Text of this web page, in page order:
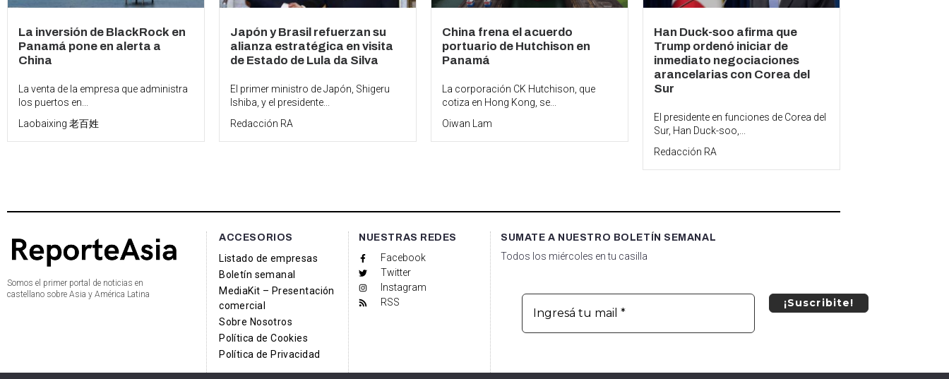
La inversión de BlackRock en
Panamá pone en alerta a
China
La venta de la empresa que administra
los puertos en...
Laobaixing 老百姓
Japón y Brasil refuerzan su
alianza estratégica en visita
de Estado de Lula da Silva
El primer ministro de Japón, Shigeru
Ishiba, y el presidente...
Redacción RA
China frena el acuerdo
portuario de Hutchison en
Panamá
La corporación CK Hutchison, que
cotiza en Hong Kong, se...
Oiwan Lam
Han Duck-soo afirma que
Trump ordenó iniciar de
inmediato negociaciones
arancelarias con Corea del
Sur
El presidente en funciones de Corea del
Sur, Han Duck-soo,...
Redacción RA
Somos el primer portal de noticias en
castellano sobre Asia y América Latina
ACCESORIOS
Listado de empresas
Boletín semanal
MediaKit – Presentación
comercial
Sobre Nosotros
Política de Cookies
Política de Privacidad
NUESTRAS REDES
Facebook
Twitter
Instagram
RSS
SUMATE A NUESTRO BOLETÍN SEMANAL
Todos los miércoles en tu casilla